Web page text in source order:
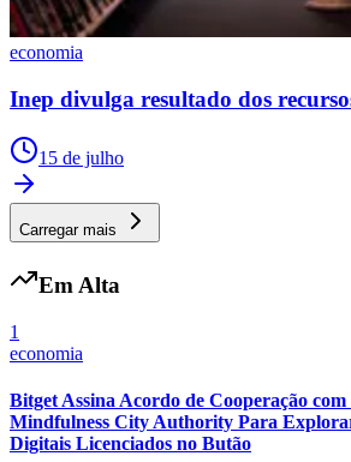
economia
Inep divulga resultado dos
15 de julho
Carregar mais
Em Alta
1
economia
Bitget Assina Acordo de Cooperação com
Mindfulness City Authority Para
Digitais Licenciados no Butão